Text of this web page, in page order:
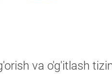
va o'g'itlash